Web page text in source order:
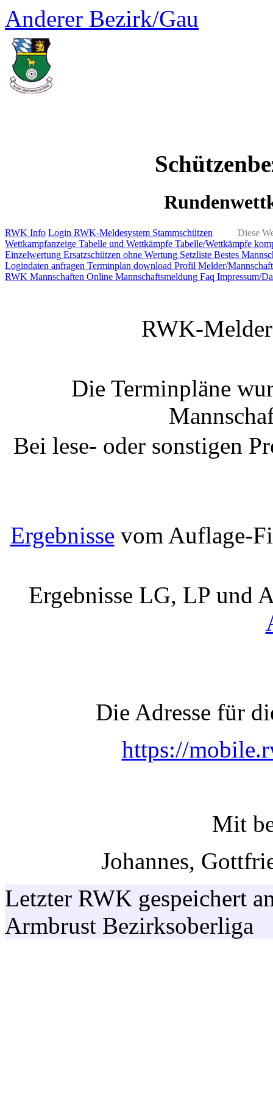
Anderer Bezirk/Gau
Diese
RWK Info Login RWK-Meldesystem Stammschützen
Wettkampfanzeige Tabelle und Wettkämpfe Tabelle/Wettkämpfe
Einzelwertung Ersatzschützen ohne Wertung Setzliste Bestes
Logindaten anfragen Terminplan download Profil Melder/
RWK Mannschaften Online Mannschaftsmeldung Faq Impressum/
RWK-
Die Terminpläne
Bei lese- oder sonstigen
Ergebnisse vom Auflage-
Ergebnisse LG, LP und
Die Adresse für
https://
Mit
Johannes,
Letzter RWK gespeichert
Armbrust Bezirksoberliga